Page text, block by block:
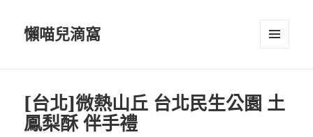
懶喵兒滴窩
[台北]微熱山丘 台北民生公園 土
鳳梨酥 伴手禮